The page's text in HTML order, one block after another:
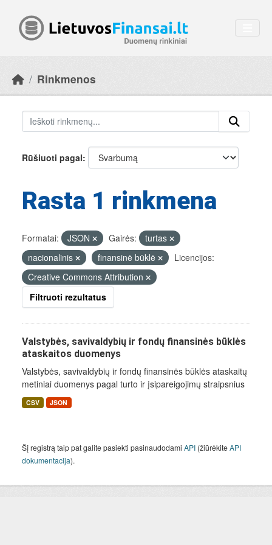
Rinkmenos
Rūšiuoti pagal
Rasta 1 rinkmena
Formatai: JSON Gairės:
turtas
nacionalinis
finansinė būklė
Licencijos:
Creative Commons Attribution
Filtruoti rezultatus
Valstybės, savivaldybių ir fondų finansinės būklės
ataskaitos duomenys
Valstybės, savivaldybių ir fondų finansinės būklės ataskaitų
metiniai duomenys pagal turto ir įsipareigojimų straipsnius
CSV JSON
Šį registrą taip pat galite pasiekti pasinaudodami API (žiūrėkiteAPI
dokumentacija).